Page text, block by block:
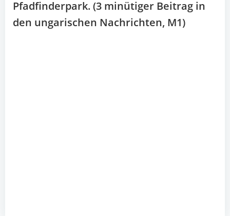
Pfadfinderpark. (3 minütiger Beitrag in
den ungarischen Nachrichten, M1)